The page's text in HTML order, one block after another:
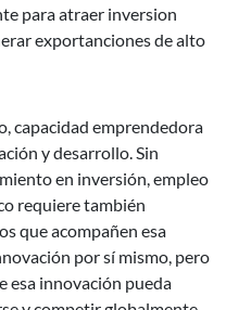
para atraer inversion
exportanciones de alto
capacidad emprendedora
y desarrollo. Sin
en inversión, empleo
requiere también
que acompañen esa
por sí mismo, pero
esa innovación pueda